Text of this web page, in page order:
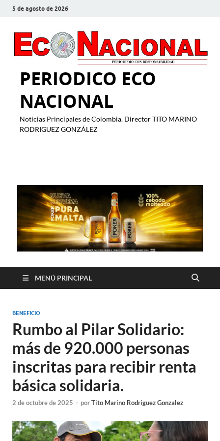
5 de agosto de 2026
PERIODICO ECO
NACIONAL
Noticias Principales de Colombia. Director TITO MARINO
RODRIGUEZ GONZÁLEZ
MENÚ PRINCIPAL
BENEFICIO
Rumbo al Pilar Solidario:
más de 920.000 personas
inscritas para recibir renta
básica solidaria.
2 de octubre de 2025 - porTito Marino Rodriguez Gonzalez